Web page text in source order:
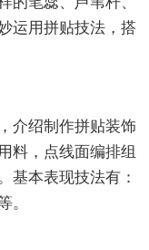
运用拼贴技法，搭
介绍制作拼贴装饰
料，点线面编排组
基本表现技法有：
。